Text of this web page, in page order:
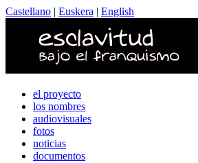
Castellano | Euskera | English
el proyecto
los nombres
audiovisuales
fotos
noticias
documentos